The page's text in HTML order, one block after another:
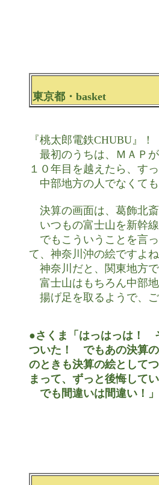
東京都・basket
『桃太郎電鉄CHUBU』！
最初のうちは、ＭＡＰ
１０年目を越えたら、す
中部地方の人でなくて
決算の画面は、葛飾北
いつもの富士山を新幹
でもこういうことを言
て、神奈川沖の絵ですよね
神奈川だと、関東地方で
富士山はもちろん中部
揚げ足を取るようで、ご
●さくま「はっはっは！
ついた！　でもあの決算
のときも決算の絵として
まって、ずっと後悔して
でも間違いは間違い！」